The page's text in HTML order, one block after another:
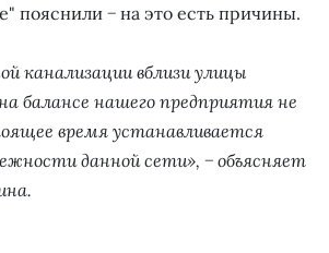
пояснили − на это есть причины.
канализации вблизи улицы
балансе нашего предприятия не
время устанавливается
данной сети», − объясняет